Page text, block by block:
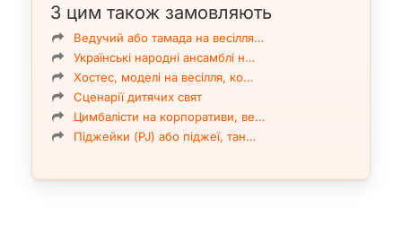
З цим також замовляють
Ведучий або тамада на весілля…
Українські народні ансамблі н…
Хостес, моделі на весілля, ко…
Сценарії дитячих свят
Цимбалісти на корпоративи, ве…
Піджейки (PJ) або піджеї, тан…